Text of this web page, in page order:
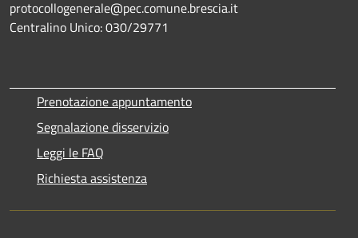
protocollogenerale@pec.comune.brescia.it
Centralino Unico: 030/29771
Prenotazione appuntamento
Segnalazione disservizio
Leggi le FAQ
Richiesta assistenza